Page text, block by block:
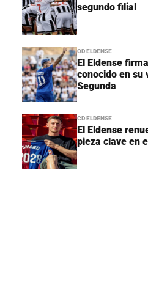
segundo filial
CD ELDENSE
El Eldense
conocido en su
Segunda
CD ELDENSE
El Eldense
pieza clave en